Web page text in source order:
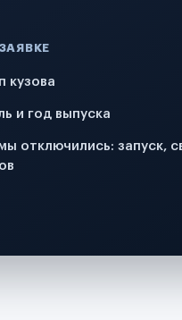
кузова
и год выпуска
отключились: запуск,